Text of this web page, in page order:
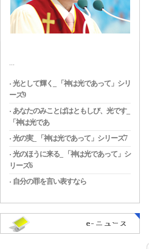
...
光として輝く_ 「神は光であって」シリ
ーズ9
あなたのみことばはともしび、光です_
「神は光であ
光の実_ 「神は光であって」シリーズ7
光のほうに来る_ 「神は光であって」シ
リーズ6
自分の罪を言い表すなら